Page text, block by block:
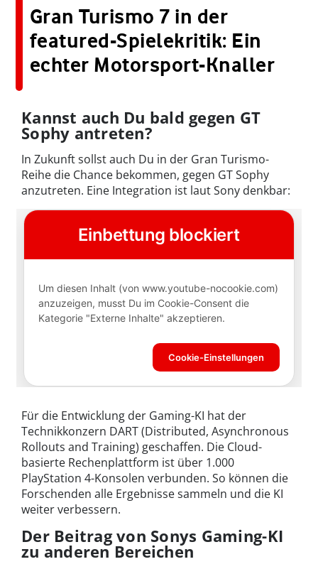
Gran Turismo 7 in der
featured-Spielekritik: Ein
echter Motorsport-Knaller
Kannst auch Du bald gegen GT
Sophy antreten?
In Zukunft sollst auch Du in der Gran Turismo-
Reihe die Chance bekommen, gegen GT Sophy
anzutreten. Eine Integration ist laut Sony denkbar:
Für die Entwicklung der Gaming-KI hat der
Technikkonzern DART (Distributed, Asynchronous
Rollouts and Training) geschaffen. Die Cloud-
basierte Rechenplattform ist über 1.000
PlayStation 4-Konsolen verbunden. So können die
Forschenden alle Ergebnisse sammeln und die KI
weiter verbessern.
Der Beitrag von Sonys Gaming-KI
zu anderen Bereichen